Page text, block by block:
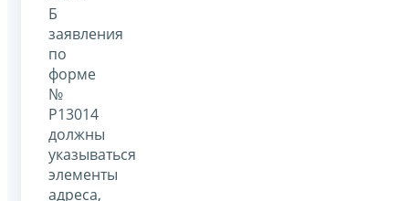
Б
заявления
по
форме
№
Р13014
должны
указываться
элементы
адреса,